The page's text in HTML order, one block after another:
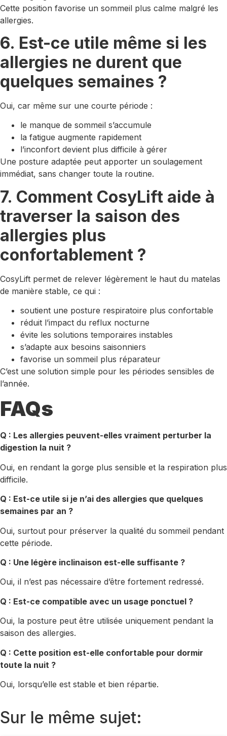
Cette position favorise un sommeil plus calme malgré les
allergies.
6. Est-ce utile même si les
allergies ne durent que
quelques semaines ?
Oui, car même sur une courte période :
le manque de sommeil s’accumule
la fatigue augmente rapidement
l’inconfort devient plus difficile à gérer
Une posture adaptée peut apporter un soulagement
immédiat, sans changer toute la routine.
7. Comment CosyLift aide à
traverser la saison des
allergies plus
confortablement ?
CosyLift permet de relever légèrement le haut du matelas
de manière stable, ce qui :
soutient une posture respiratoire plus confortable
réduit l’impact du reflux nocturne
évite les solutions temporaires instables
s’adapte aux besoins saisonniers
favorise un sommeil plus réparateur
C’est une solution simple pour les périodes sensibles de
l’année.
FAQs
Q : Les allergies peuvent-elles vraiment perturber la
digestion la nuit ?
Oui, en rendant la gorge plus sensible et la respiration plus
difficile.
Q : Est-ce utile si je n’ai des allergies que quelques
semaines par an ?
Oui, surtout pour préserver la qualité du sommeil pendant
cette période.
Q : Une légère inclinaison est-elle suffisante ?
Oui, il n’est pas nécessaire d’être fortement redressé.
Q : Est-ce compatible avec un usage ponctuel ?
Oui, la posture peut être utilisée uniquement pendant la
saison des allergies.
Q : Cette position est-elle confortable pour dormir
toute la nuit ?
Oui, lorsqu’elle est stable et bien répartie.
Sur le même sujet: